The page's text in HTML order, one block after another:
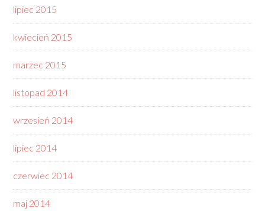
lipiec 2015
kwiecień 2015
marzec 2015
listopad 2014
wrzesień 2014
lipiec 2014
czerwiec 2014
maj 2014